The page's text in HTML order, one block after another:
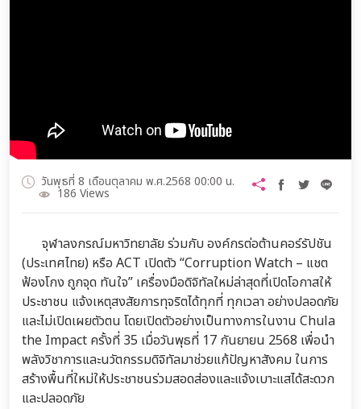
วันพุธที่ 8 เดือนตุลาคม พ.ศ.2568 00:00 น.
186 Views
จุฬาลงกรณ์มหาวิทยาลัย ร่วมกับ องค์กรต่อต้านคอร์รัปชัน
(ประเทศไทย) หรือ ACT เปิดตัว “Corruption Watch – แชต
ฟ้องโกง ถูกจุด ทันใจ” เครื่องมือดิจิทัลใหม่ล่าสุดที่เปิดโอกาสให้
ประชาชน แจ้งเหตุสงสัยการทุจริตได้ทุกที่ ทุกเวลา อย่างปลอดภัย
และไม่เปิดเผยตัวตน โดยเปิดตัวอย่างเป็นทางการในงาน Chula
the Impact ครั้งที่ 35 เมื่อวันพุธที่ 17 กันยายน 2568 เพื่อนำ
พลังวิชาการและนวัตกรรมดิจิทัลมาช่วยแก้ปัญหาสังคม ในการ
สร้างพื้นที่ใหม่ให้ประชาชนร่วมสอดส่องและแจ้งเบาะแสได้สะดวก
และปลอดภัย